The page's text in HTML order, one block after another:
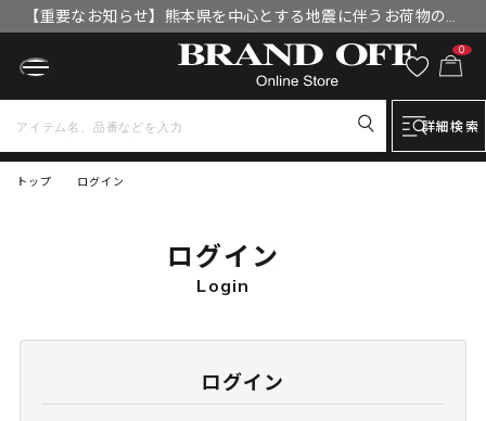
【重要なお知らせ】熊本県を中心とする地震に伴うお荷物のお
届けについて
0
詳細検索
トップ ログイン
ログイン
Login
ログイン